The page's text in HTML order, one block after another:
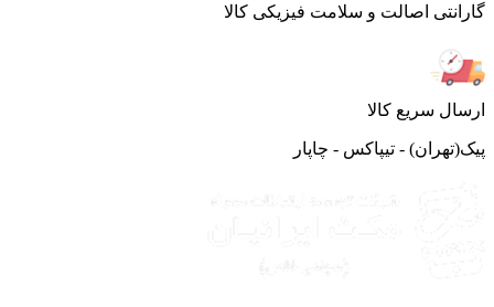
اصالت و سلامت فیزیکی کالا
سریع کالا
- تیپاکس - چاپار